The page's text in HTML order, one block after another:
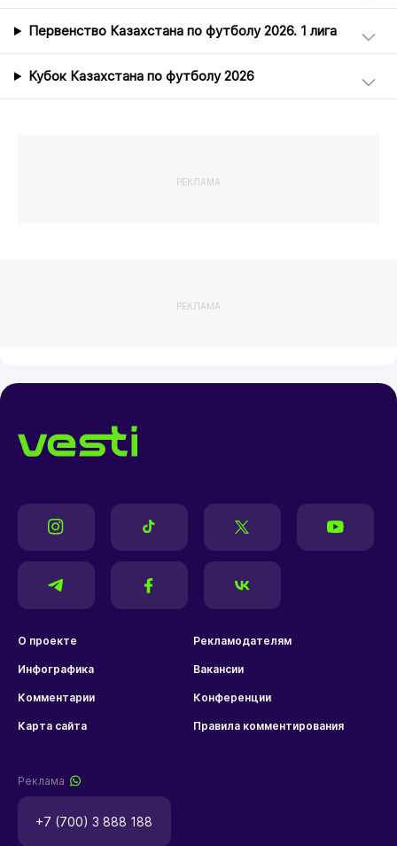
Первенство Казахстана по футболу 2026. 1 лига
Кубок Казахстана по футболу 2026
РЕКЛАМА
РЕКЛАМА
О проекте Рекламодателям
Инфографика Вакансии
Комментарии Конференции
Карта сайта Правила комментирования
Реклама
+7 (700) 3 888 188